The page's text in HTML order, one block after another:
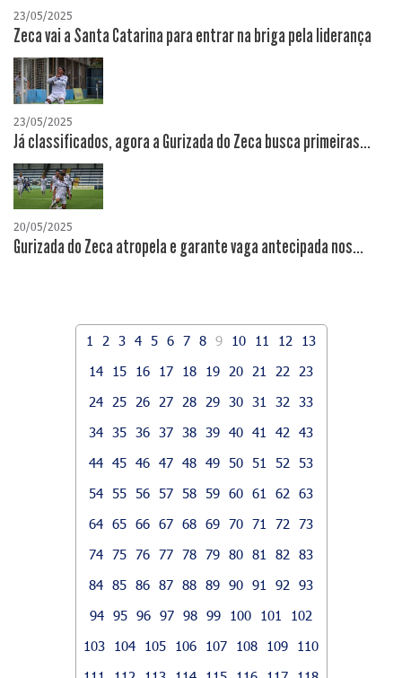
23/05/2025
Zeca vai a Santa Catarina para entrar na briga pela liderança
23/05/2025
Já classificados, agora a Gurizada do Zeca busca primeiras...
20/05/2025
Gurizada do Zeca atropela e garante vaga antecipada nos...
1 2 3 4 5 6 7 8 9 10 11 12
13
14
15 16 17 18 19 20 21 22
23
24
25 26 27 28 29 30 31 32
33
34 35 36 37 38 39 40 41 42
43
44 45 46 47 48 49 50 51 52
53
54 55 56 57 58 59 60 61 62
63
64 65 66 67 68 69 70 71 72
73
74 75 76 77 78 79 80 81 82
83
84 85 86 87 88 89 90 91 92
93
94 95 96 97 98 99 100 101
102
103
104 105 106 107 108 109
110